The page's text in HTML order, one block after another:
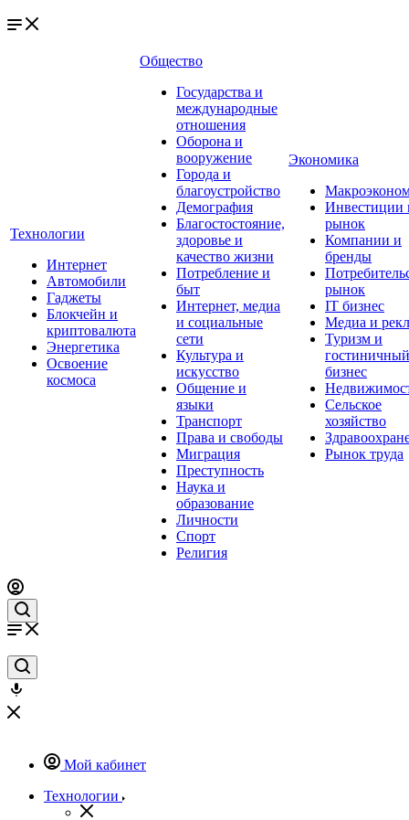
Технологии
Интернет
Автомобили
Гаджеты
Блокчейн и
криптовалюта
Энергетика
Освоение
космоса
Общество
Государства и
международные
отношения
Оборона и
вооружение
Города и
благоустройство
Демография
Благостостояние,
здоровье и
качество жизни
Потребление и
быт
Интернет, медиа
и социальные
сети
Культура и
искусство
Общение и
языки
Транспорт
Права и свободы
Миграция
Преступность
Наука и
образование
Личности
Спорт
Религия
Экономика
Инвестиции
рынок
Компании и
бренды
рынок
IT бизнес
Медиа и
Туризм и
гостиничный
бизнес
Сельское
хозяйство
Рынок труда
Мой кабинет
Технологии